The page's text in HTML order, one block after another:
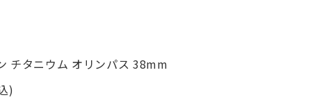
チタニウム オリンパス 38mm
)